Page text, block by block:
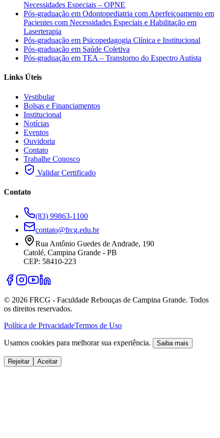
Necessidades Especiais – OPNE
Pós-graduação em Odontopediatria com Aperfeiçoamento em
Pacientes com Necessidades Especiais e Habilitação em
Laserterapia
Pós-graduação em Psicopedagogia Clínica e Institucional
Pós-graduação em Saúde Coletiva
Pós-graduação em TEA – Transtorno do Espectro Autista
Links Úteis
Vestibular
Bolsas e Financiamentos
Institucional
Notícias
Eventos
Ouvidoria
Contato
Trabalhe Conosco
Validar Certificado
Contato
(83) 99863-1100
contato@frcg.edu.br
Rua Antônio Guedes de Andrade, 190
Catolé, Campina Grande - PB
CEP: 58410-223
© 2026 FRCG - Faculdade Rebouças de Campina Grande. Todos
os direitos reservados.
Política de PrivacidadeTermos de Uso
Usamos cookies para melhorar sua experiência. Saiba mais
Rejeitar Aceitar